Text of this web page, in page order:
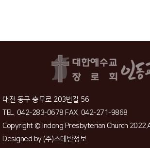
대전 동구 충무로 203번길 56
TEL. 042-283-0678 FAX. 042-271-9868
Copyright © Indong Presbyterian Church
Designed by(주)스데반정보